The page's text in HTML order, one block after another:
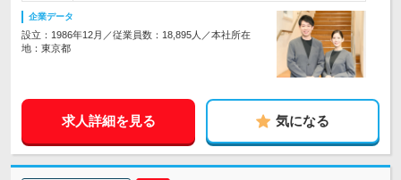
企業データ
設立：1986年12月／従業員数：18,895人／本社所在
地：東京都
求人詳細を見る 気になる